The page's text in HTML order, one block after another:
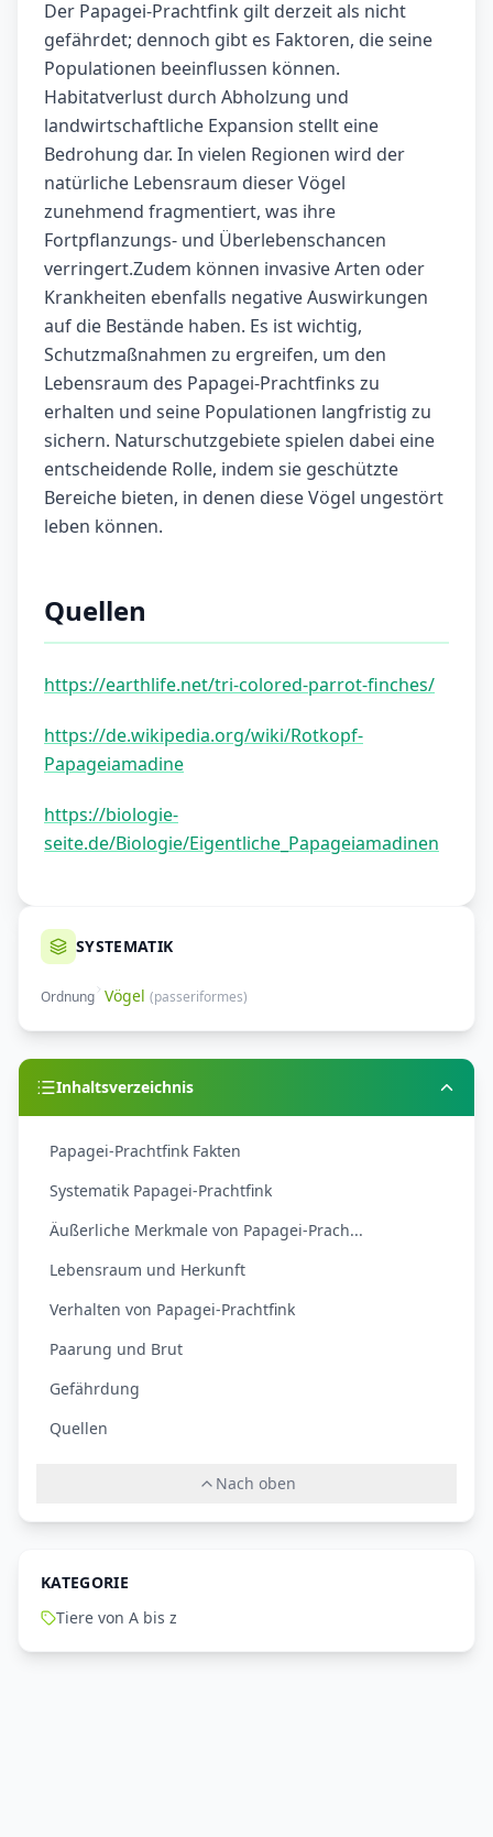
Der Papagei-Prachtfink gilt derzeit als nicht
gefährdet; dennoch gibt es Faktoren, die seine
Populationen beeinflussen können.
Habitatverlust durch Abholzung und
landwirtschaftliche Expansion stellt eine
Bedrohung dar. In vielen Regionen wird der
natürliche Lebensraum dieser Vögel
zunehmend fragmentiert, was ihre
Fortpflanzungs- und Überlebenschancen
verringert.Zudem können invasive Arten oder
Krankheiten ebenfalls negative Auswirkungen
auf die Bestände haben. Es ist wichtig,
Schutzmaßnahmen zu ergreifen, um den
Lebensraum des Papagei-Prachtfinks zu
erhalten und seine Populationen langfristig zu
sichern. Naturschutzgebiete spielen dabei eine
entscheidende Rolle, indem sie geschützte
Bereiche bieten, in denen diese Vögel ungestört
leben können.
Quellen
https://earthlife.net/tri-colored-parrot-finches/
https://de.wikipedia.org/wiki/Rotkopf-
Papageiamadine
https://biologie-
seite.de/Biologie/Eigentliche_Papageiamadinen
SYSTEMATIK
Ordnung Vögel (passeriformes)
Inhaltsverzeichnis
Papagei-Prachtfink Fakten
Systematik Papagei-Prachtfink
Äußerliche Merkmale von Papagei-Prach...
Lebensraum und Herkunft
Verhalten von Papagei-Prachtfink
Paarung und Brut
Gefährdung
Quellen
Nach oben
KATEGORIE
Tiere von A bis z